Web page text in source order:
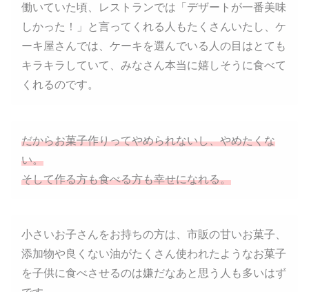
働いていた頃、レストランでは「デザートが一番美味
しかった！」と言ってくれる人もたくさんいたし、ケ
ーキ屋さんでは、ケーキを選んでいる人の目はとても
キラキラしていて、みなさん本当に嬉しそうに食べて
くれるのです。
だからお菓子作りってやめられないし、やめたくな
い。
そして作る方も食べる方も幸せになれる。
小さいお子さんをお持ちの方は、市販の甘いお菓子、
添加物や良くない油がたくさん使われたようなお菓子
を子供に食べさせるのは嫌だなあと思う人も多いはず